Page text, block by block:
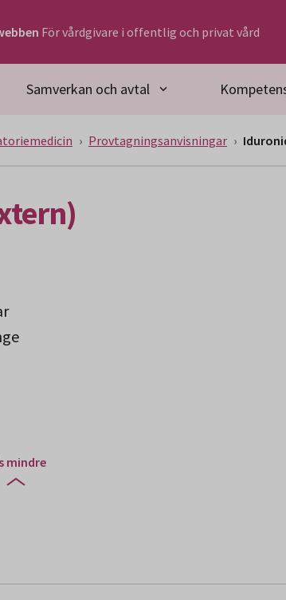
För vårdgivare i offentlig och privat vård
Samverkan och avtal
Provtagningsanvisningar
mindre